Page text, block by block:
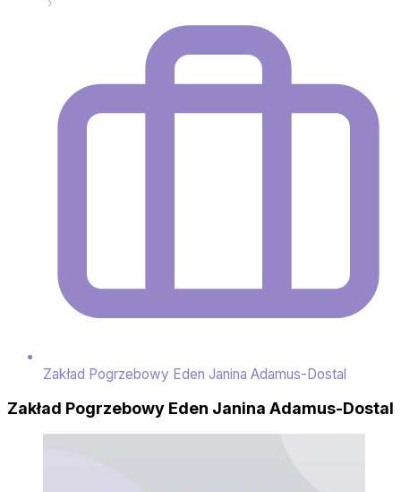
Zakład Pogrzebowy Eden Janina Adamus-Dostal
Zakład Pogrzebowy Eden Janina Adamus-Dostal